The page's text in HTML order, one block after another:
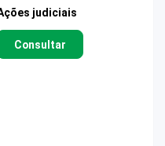
judiciais
Consultar